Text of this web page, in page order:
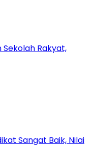
Rakyat,
Sangat Baik, Nilai